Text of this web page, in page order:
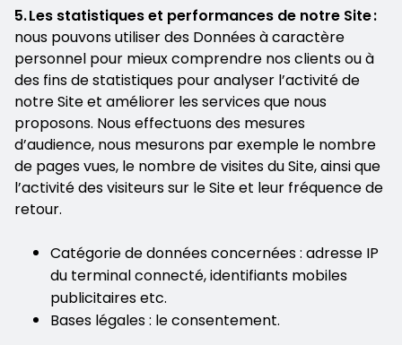
5. Les statistiques et performances de notre Site :
nous pouvons utiliser des Données à caractère
personnel pour mieux comprendre nos clients ou à
des fins de statistiques pour analyser l’activité de
notre Site et améliorer les services que nous
proposons. Nous effectuons des mesures
d’audience, nous mesurons par exemple le nombre
de pages vues, le nombre de visites du Site, ainsi que
l’activité des visiteurs sur le Site et leur fréquence de
retour.
Catégorie de données concernées : adresse IP
du terminal connecté, identifiants mobiles
publicitaires etc.
Bases légales : le consentement.